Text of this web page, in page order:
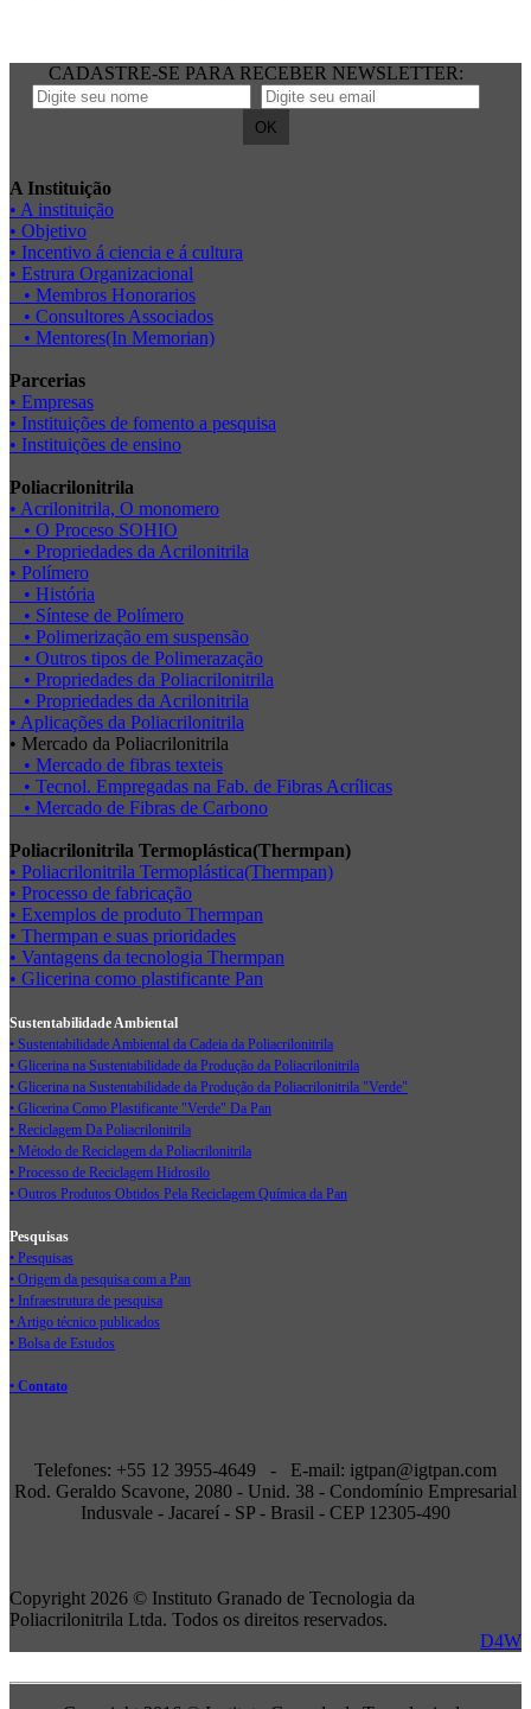
CADASTRE-SE PARA RECEBER NEWSLETTER:
A Instituição
• A instituição
• Objetivo
• Incentivo á ciencia e á cultura
• Estrura Organizacional
• Membros Honorarios
• Consultores Associados
• Mentores(In Memorian)
Parcerias
• Empresas
• Instituições de fomento a pesquisa
• Instituições de ensino
Poliacrilonitrila
• Acrilonitrila, O monomero
• O Proceso SOHIO
• Propriedades da Acrilonitrila
• Polímero
• História
• Síntese de Polímero
• Polimerização em suspensão
• Outros tipos de Polimerazação
• Propriedades da Poliacrilonitrila
• Propriedades da Acrilonitrila
• Aplicações da Poliacrilonitrila
• Mercado da Poliacrilonitrila
• Mercado de fibras texteis
• Tecnol. Empregadas na Fab. de Fibras Acrílicas
• Mercado de Fibras de Carbono
Poliacrilonitrila Termoplástica(Thermpan)
• Poliacrilonitrila Termoplástica(Thermpan)
• Processo de fabricação
• Exemplos de produto Thermpan
• Thermpan e suas prioridades
• Vantagens da tecnologia Thermpan
• Glicerina como plastificante Pan
Sustentabilidade Ambiental
• Sustentabilidade Ambiental da Cadeia da Poliacrilonitrila
• Glicerina na Sustentabilidade da Produção da Poliacrilonitrila
• Glicerina na Sustentabilidade da Produção da Poliacrilonitrila "Verde"
• Glicerina Como Plastificante "Verde" Da Pan
• Reciclagem Da Poliacrilonitrila
• Método de Reciclagem da Poliacrilonitrila
• Processo de Reciclagem Hidrosilo
• Outros Produtos Obtidos Pela Reciclagem Química da Pan
Pesquisas
• Pesquisas
• Origem da pesquisa com a Pan
• Infraestrutura de pesquisa
• Artigo técnico publicados
• Bolsa de Estudos
• Contato
Telefones: +55 12 3955-4649 - E-mail: igtpan@igtpan.com
Rod. Geraldo Scavone, 2080 - Unid. 38 - Condomínio Empresarial
Indusvale - Jacareí - SP - Brasil - CEP 12305-490
Copyright 2026 © Instituto Granado de Tecnologia da
Poliacrilonitrila Ltda. Todos os direitos reservados.
D4W